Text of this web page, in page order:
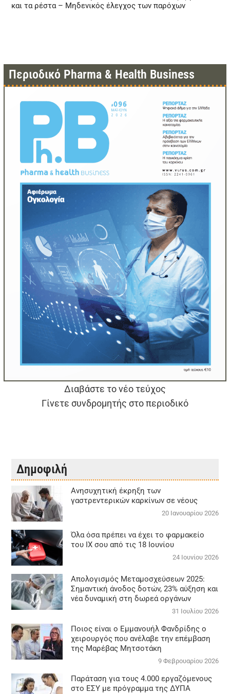
και τα ρέστα – Μηδενικός έλεγχος των παρόχων
Περιοδικό Pharma & Health Business
Διαβάστε το νέο τεύχος
Γίνετε συνδρομητής στο περιοδικό
Δημοφιλή
Aνησυχητική έκρηξη των
γαστρεντερικών καρκίνων σε νέους
20 Ιανουαρίου 2026
Όλα όσα πρέπει να έχει το φαρμακείο
του ΙΧ σου από τις 18 Ιουνίου
24 Ιουνίου 2026
Απολογισμός Μεταμοσχεύσεων 2025:
Σημαντική άνοδος δοτών, 23% αύξηση και
νέα δυναμική στη δωρεά οργάνων
31 Ιουλίου 2026
Ποιος είναι ο Εμμανουήλ Φανδρίδης ο
χειρουργός που ανέλαβε την επέμβαση
της Μαρέβας Μητσοτάκη
9 Φεβρουαρίου 2026
Παράταση για τους 4.000 εργαζόμενους
στο ΕΣΥ με πρόγραμμα της ΔΥΠΑ